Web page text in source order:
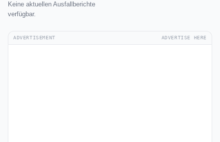
Keine aktuellen Ausfallberichte
verfügbar.
ADVERTISEMENT ADVERTISE HERE